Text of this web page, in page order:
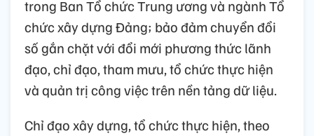
trong Ban Tổ chức Trung ương và ngành Tổ
chức xây dựng Đảng; bảo đảm chuyển đổi
số gắn chặt với đổi mới phương thức lãnh
đạo, chỉ đạo, tham mưu, tổ chức thực hiện
và quản trị công việc trên nền tảng dữ liệu.
Chỉ đạo xây dựng, tổ chức thực hiện, theo